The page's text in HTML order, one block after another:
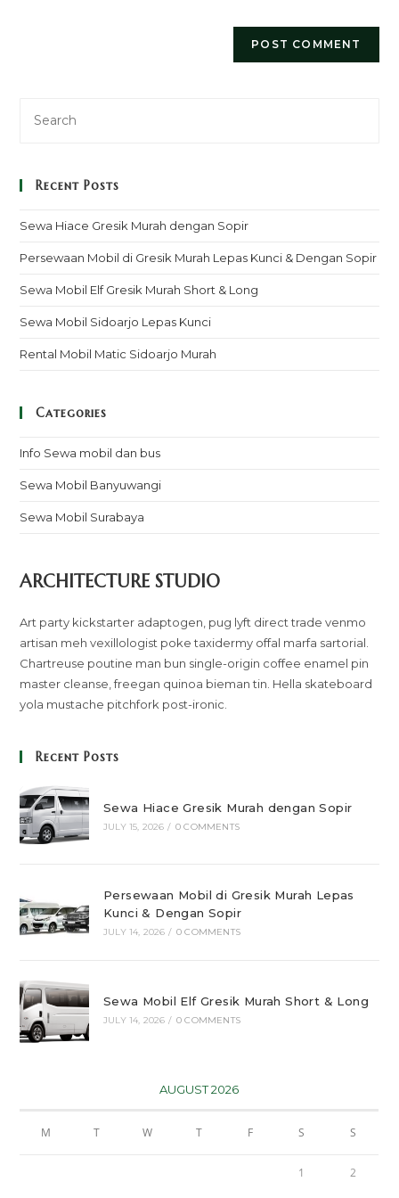
Recent Posts
Sewa Hiace Gresik Murah dengan Sopir
Persewaan Mobil di Gresik Murah Lepas Kunci & Dengan Sopir
Sewa Mobil Elf Gresik Murah Short & Long
Sewa Mobil Sidoarjo Lepas Kunci
Rental Mobil Matic Sidoarjo Murah
Categories
Info Sewa mobil dan bus
Sewa Mobil Banyuwangi
Sewa Mobil Surabaya
ARCHITECTURE STUDIO
Art party kickstarter adaptogen, pug lyft direct trade venmo
artisan meh vexillologist poke taxidermy offal marfa sartorial.
Chartreuse poutine man bun single-origin coffee enamel pin
master cleanse, freegan quinoa bieman tin. Hella skateboard
yola mustache pitchfork post-ironic.
Recent Posts
Sewa Hiace Gresik Murah dengan Sopir
JULY 15, 2026 / 0 COMMENTS
Persewaan Mobil di Gresik Murah Lepas
Kunci & Dengan Sopir
JULY 14, 2026 / 0 COMMENTS
Sewa Mobil Elf Gresik Murah Short & Long
JULY 14, 2026 / 0 COMMENTS
AUGUST 2026
M T W T F S S
1 2